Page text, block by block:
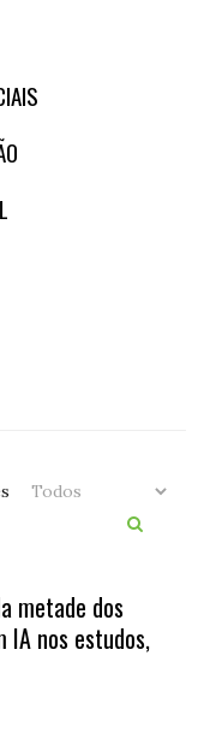
metade dos
nos estudos,